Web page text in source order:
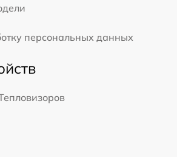
персональных данных